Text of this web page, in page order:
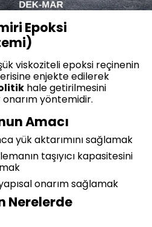
Epoksi
viskoziteli epoksi reçinenin
enjekte edilerek
hale getirilmesini
yöntemidir.
Amacı
yük aktarımını sağlamak
taşıyıcı kapasitesini
onarım sağlamak
Nerelerde